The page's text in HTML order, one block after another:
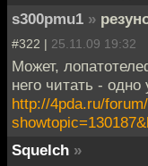
s300pmu1 »
#322 | 25.11.09 19:32
Может,
него читать - одно
http://4pda.ru/
Squelch »